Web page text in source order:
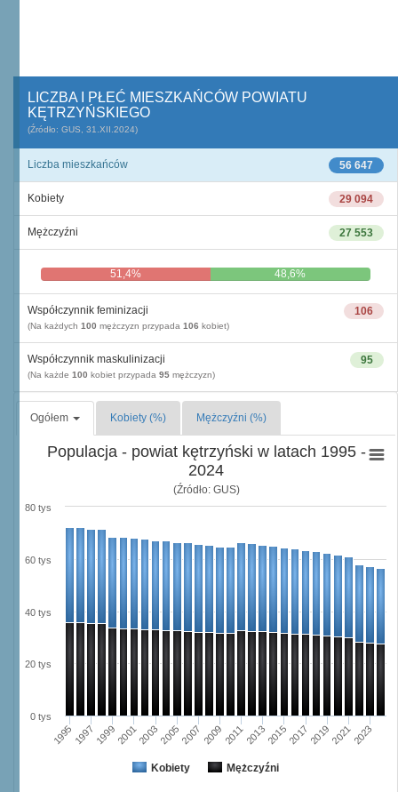
LICZBA I PŁEĆ MIESZKAŃCÓW POWIATU
KĘTRZYŃSKIEGO
(Źródło: GUS, 31.XII.2024)
56 647
Liczba mieszkańców
29 094
Kobiety
27 553
Mężczyźni
51,4% 48,6%
106
Współczynnik feminizacji
(Na każdych 100 mężczyzn przypada 106 kobiet)
95
Współczynnik maskulinizacji
(Na każde 100 kobiet przypada 95 mężczyzn)
Ogółem Kobiety (%) Mężczyźni (%)
Populacja - powiat kętrzyński w latach 1995 -
2024
(Źródło: GUS)
Kobiety Mężczyźni
1995199719992001200320052007 20092011201320152017201920212023
0 tys
20 tys
40 tys
60 tys
80 tys